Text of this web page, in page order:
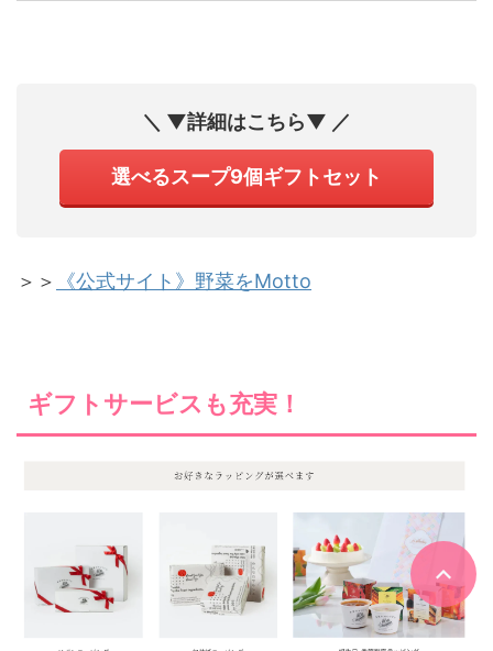
＼ ▼詳細はこちら▼ ／
選べるスープ9個ギフトセット
＞＞ 《公式サイト》野菜をMotto
ギフトサービスも充実！